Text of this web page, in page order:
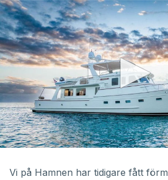
Vi på Hamnen har tidigare fått